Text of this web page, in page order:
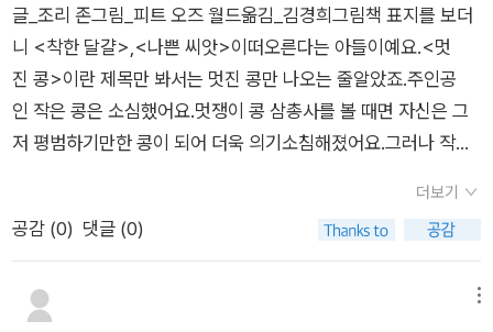
나요?' 책을 보기 전, 내가 생각한 '멋진 사람'에 대해 정의를 내려
보면 좋을 것 같아요. 책 속 내용이 나의 정의와 같은지, 아니면
내 정의에 무언가를 더해줄지 알아볼 수 있을 거예요.2단계: 면지
살펴보기조리 존 작가님의 그림책에서는 면지를 꼭 살펴 봐야 해
요. 등장인물들이 면지에 등장하기 때문이에요.ㅎㅎ 특히 <멋진
을 찾아보고 왜 바뀌었을지도 생각해보면 좋겠죠? 지금 이 선글
라스를 낀 콩들을 유심히 봐주세요. : )3단계. 속표지 살피기속표
지에 있는 이 콩들은 누구일까요? 선글라스를 끼고 한껏 멋을 부
린 콩들! 이 콩들이 바로 멋진 콩인 걸까요? 내지를 읽기 전, 속표
글_조리 존그림_피트 오즈 월드옮김_김경희그림책 표지를 보더
니 <착한 달걀>,<나쁜 씨앗>이떠오른다는 아들이예요.<멋
진 콩>이란 제목만 봐서는 멋진 콩만 나오는 줄알았죠.주인공
인 작은 콩은 소심했어요.멋쟁이 콩 삼총사를 볼 때면 자신은 그
저 평범하기만한 콩이 되어 더욱 의기소침해졌어요.그러나 작
진 옷과 선글라스까지따라해 보았지만 모두 어울리지 않았어요.
그러다가 결국 작은 콩은 자신감을 잃고 말아요.외모로 모든게 판
단될거라는 생각이 잘못됐다는 걸알게 되는 그림책이였어요.외
면이 아니라 내면이 멋진 사람이 정말 멋진 사람이라는 것을요.우
더보기
공감 (0) 댓글 (0)